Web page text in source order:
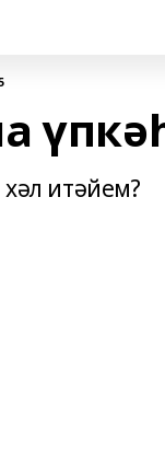
итәйем?